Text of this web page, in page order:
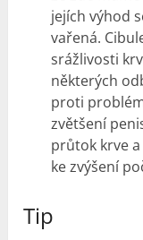
jejích výhod
vařená.
srážlivosti
některých
proti
zvětšení
průtok krve
ke zvýšení
Tip